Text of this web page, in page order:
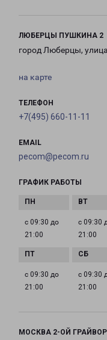
ЛЮБЕРЦЫ ПУШКИНА 2
город Люберцы,
на карте
ТЕЛЕФОН
+7(495) 660-11-11
EMAIL
pecom@pecom.ru
ГРАФИК РАБОТЫ
с 09:30 до
21:00
с 09:30
21:00
с 09:30 до
21:00
с 09:30
21:00
МОСКВА 2-ОЙ